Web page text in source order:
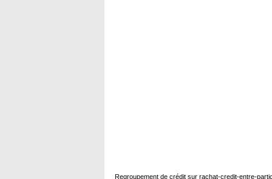
Regroupement de crédit sur rachat-credit-entre-